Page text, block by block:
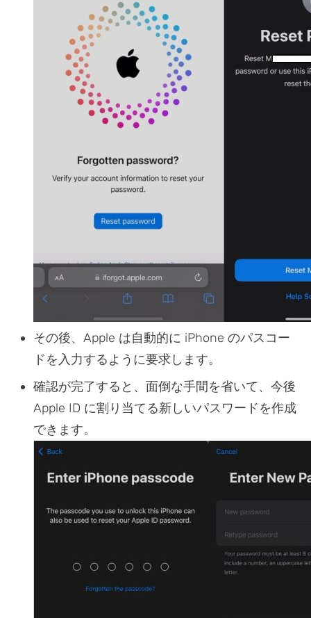
その後、Apple は自動的に iPhone のパスコー
ドを入力するように要求します。
確認が完了すると、面倒な手間を省いて、今後
Apple ID に割り当てる新しいパスワードを作成
できます。